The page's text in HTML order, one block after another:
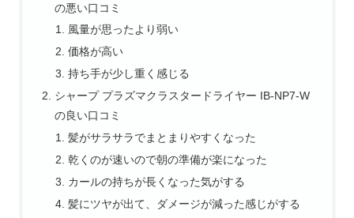
の悪い口コミ
風量が思ったより弱い
価格が高い
持ち手が少し重く感じる
シャープ プラズマクラスタードライヤー IB-NP7-W
の良い口コミ
髪がサラサラでまとまりやすくなった
乾くのが速いので朝の準備が楽になった
カールの持ちが長くなった気がする
髪にツヤが出て、ダメージが減った感じがする